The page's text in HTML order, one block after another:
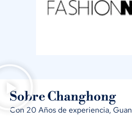
Sobre Changhong
Con 20 Años de experiencia,